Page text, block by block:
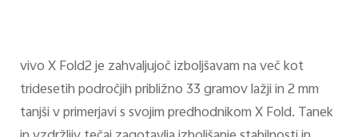
vivo X Fold2 je zahvaljujoč izboljšavam na več kot
tridesetih področjih približno 33 gramov lažji in 2 mm
tanjši v primerjavi s svojim predhodnikom X Fold. Tanek